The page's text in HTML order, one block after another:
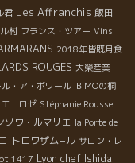
君 Les Affranchis 飯田
村 フランス・ツアー Vins
2018年皆既月食
ROUGES 大榮産業
・ア・ボワール ＢＭОの桐
エ ロゼ Stéphanie Roussel
ソワ・ルマリエ la Porte de
トロワザム−ル サロン・レ
1417 Lyon chef Ishida